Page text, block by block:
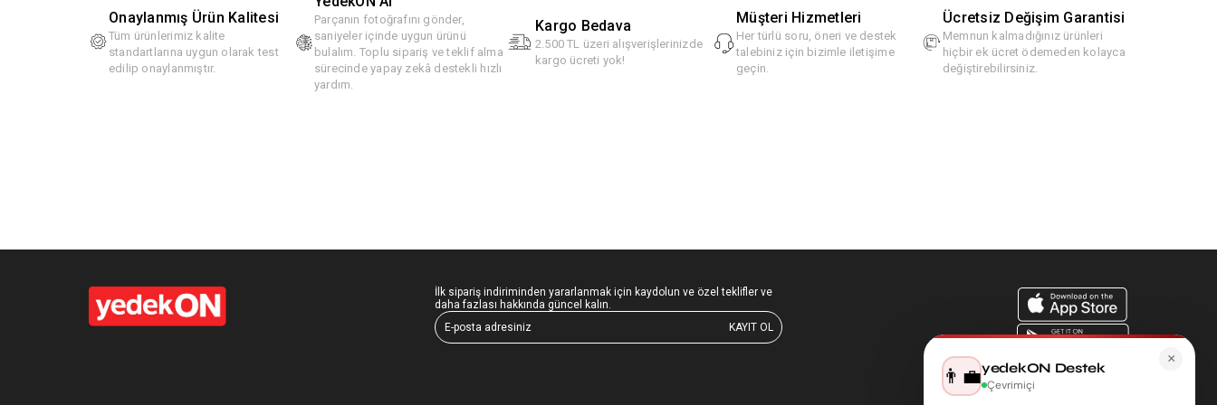
Onaylanmış Ürün Kalitesi
Tüm ürünlerimiz kalite
standartlarına uygun olarak test
edilip onaylanmıştır.
Parçanın fotoğrafını gönder,
saniyeler içinde uygun ürünü
bulalım. Toplu sipariş ve teklif alma
sürecinde yapay zekâ destekli hızlı
yardım.
Kargo Bedava
2.500 TL üzeri alışverişlerinizde
kargo ücreti yok!
Müşteri Hizmetleri
Her türlü soru, öneri ve destek
talebiniz için bizimle iletişime
geçin.
Ücretsiz Değişim Garantisi
Memnun kalmadığınız ürünleri
hiçbir ek ücret ödemeden kolayca
değiştirebilirsiniz.
İlk sipariş indiriminden yararlanmak için kaydolun ve özel teklifler ve
daha fazlası hakkında güncel kalın.
KAYIT OL
×
👨‍💼yedekON Destek
Çevrimiçi